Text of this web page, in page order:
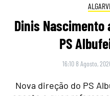
Dinis
PS
16:10 8 Agosto,
Nova direção do PS